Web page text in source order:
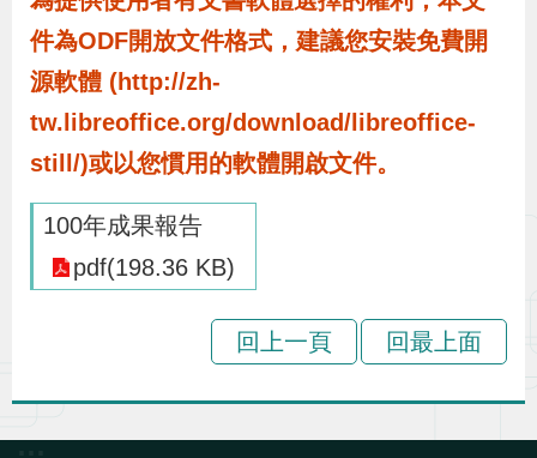
民
服
務
業
務
件為ODF開放文件格式，建議您安裝免費開
源軟體 (http://zh-
tw.libreoffice.org/download/libreoffice-
still/)或以您慣用的軟體開啟文件。
100年成果報告
pdf(198.36 KB)
回上一頁 回最上面